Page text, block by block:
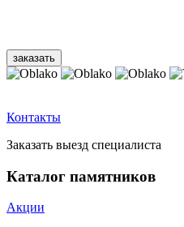
Контакты
Заказать выезд специалиста
Каталог памятников
Акции